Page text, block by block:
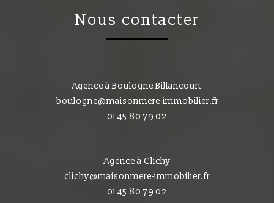
nous contacter
Agence à Boulogne Billancourt
boulogne@maisonmere-immobilier.fr
01 45 80 79 02
Agence à Clichy
clichy@maisonmere-immobilier.fr
01 45 80 79 02